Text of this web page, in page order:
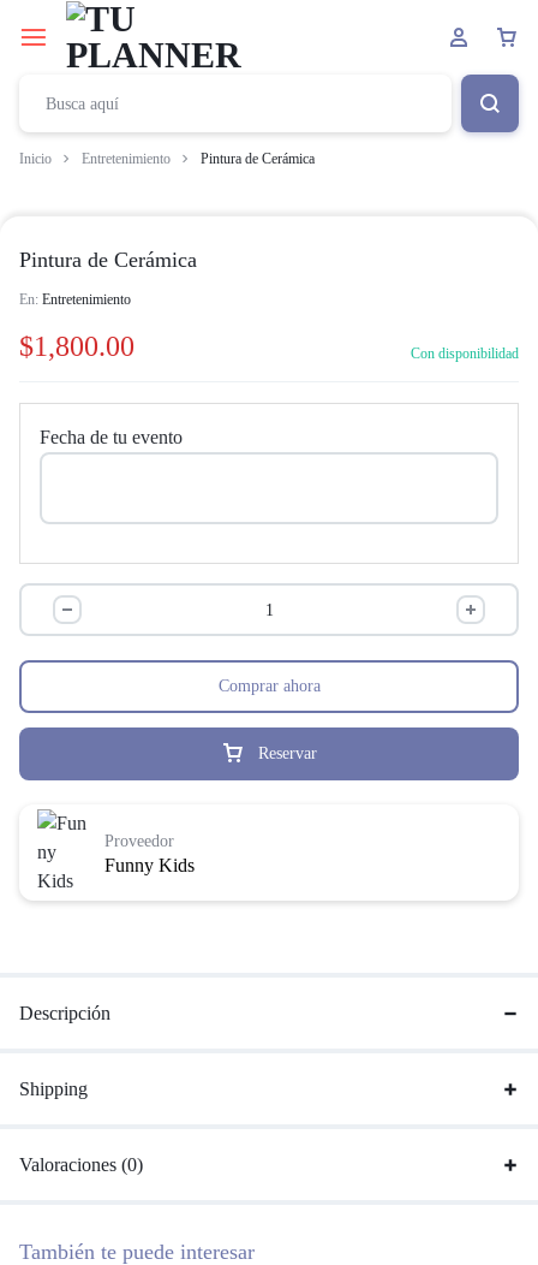
Inicio Entretenimiento Pintura de Cerámica
Pintura de Cerámica
En: Entretenimiento
$1,800.00 Con disponibilidad
Fecha de tu evento
Reservar
Comprar ahora
Funny Kids
Proveedor
Descripción
Shipping
Valoraciones (0)
También te puede interesar